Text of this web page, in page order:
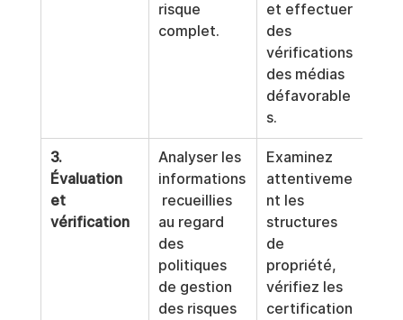
risque
complet.
et effectuer
des
vérifications
des médias
défavorable
s.
3.
Évaluation
et
vérification
Analyser les
informations
recueillies
au regard
des
politiques
de gestion
des risques
Examinez
attentiveme
nt les
structures
de
propriété,
vérifiez les
certification